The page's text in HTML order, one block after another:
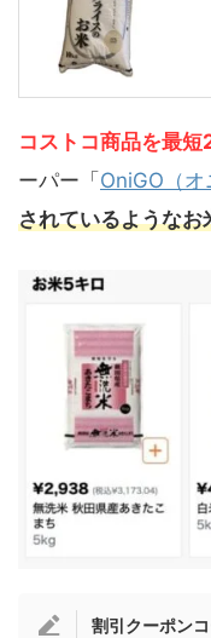
コストコ商品を最
ーパー「 OniGO（オ
されているようなお
割引クーポン